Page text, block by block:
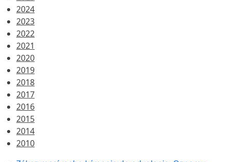
2024
2023
2022
2021
2020
2019
2018
2017
2016
2015
2014
2010